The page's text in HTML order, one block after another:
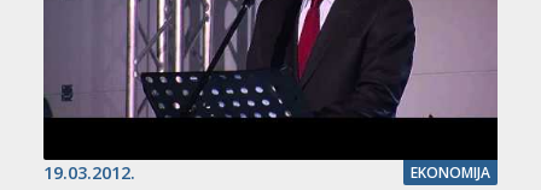
19.03.2012. EKONOMIJA